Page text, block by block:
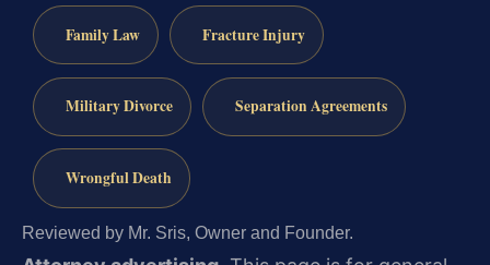
Family Law Fracture Injury
Military Divorce Separation Agreements
Wrongful Death
Reviewed by Mr. Sris, Owner and Founder.